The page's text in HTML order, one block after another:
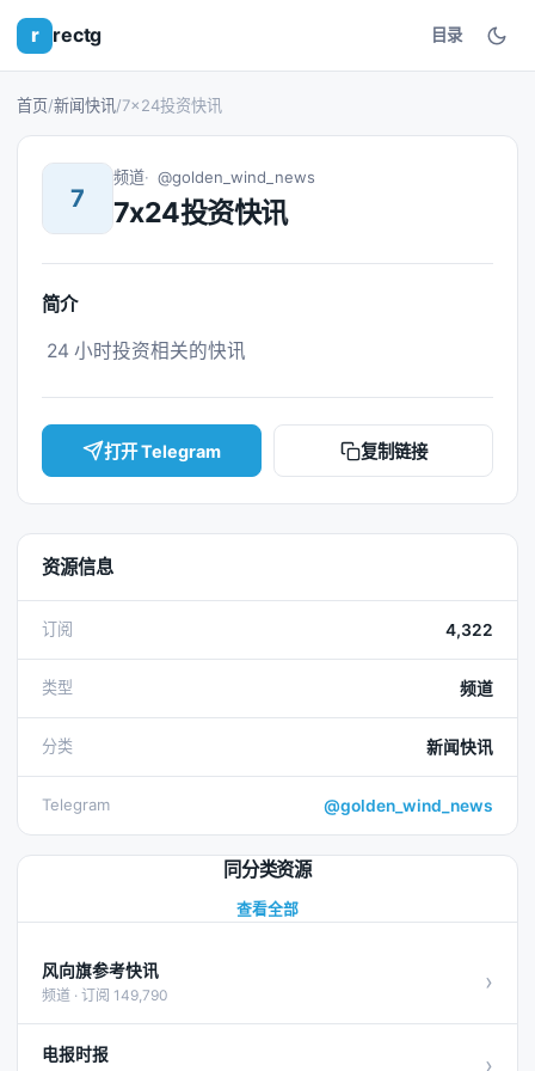
r rectg 目录
首页/新闻快讯/7x24投资快讯
7
频道 @golden_wind_news
7x24投资快讯
简介
24 小时投资相关的快讯
打开 Telegram 复制链接
资源信息
订阅 4,322
类型 频道
分类 新闻快讯
Telegram @golden_wind_news
同分类资源
查看全部
风向旗参考快讯
频道 · 订阅 149,790 ›
电报时报 ›